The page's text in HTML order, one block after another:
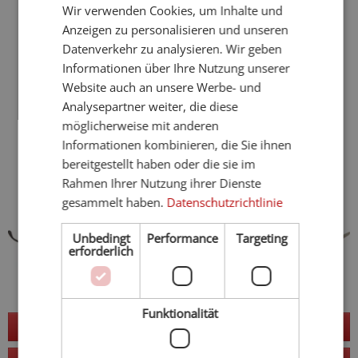
Naturhotels
Motorradhotels
Glutenfreie Hotels
Barrierefreie Hotels
Hotels mit Sauna
Frühling
Sommer
Herbst
4 Sterne Hotels
Golfhotels
E-Mobility
Jetzt anfragen
GERMAN
Wir verwenden Cookies, um Inhalte und
Anzeigen zu personalisieren und unseren
Datenverkehr zu analysieren. Wir geben
Informationen über Ihre Nutzung unserer
Website auch an unsere Werbe- und
Analysepartner weiter, die diese
möglicherweise mit anderen
Informationen kombinieren, die Sie ihnen
bereitgestellt haben oder die sie im
Rahmen Ihrer Nutzung ihrer Dienste
gesammelt haben. Datenschutzrichtlinie
Unbedingt
erforderlich
Performance Targeting
Funktionalität